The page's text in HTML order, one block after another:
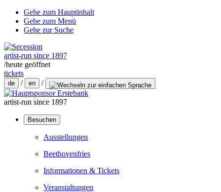
Gehe zum Hauptinhalt
Gehe zum Menü
Gehe zur Suche
artist-run since 1897
/heute geöffnet
tickets
de / en /
artist-run since 1897
Besuchen
Ausstellungen
Beethovenfries
Informationen & Tickets
Veranstaltungen